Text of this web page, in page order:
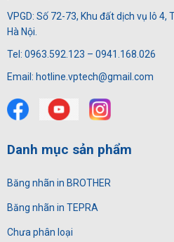
VPGD: Số 72-73, Khu đất dịch vụ lô 4,
Hà Nội.
Tel: 0963.592.123 – 0941.168.026
Email: hotline.vptech@gmail.com
Danh mục sản phẩm
Băng nhãn in BROTHER
Băng nhãn in TEPRA
Chưa phân loại